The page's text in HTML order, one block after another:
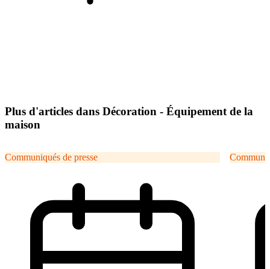
Plus d'articles dans Décoration - Équipement de la
maison
Communiqués de presse